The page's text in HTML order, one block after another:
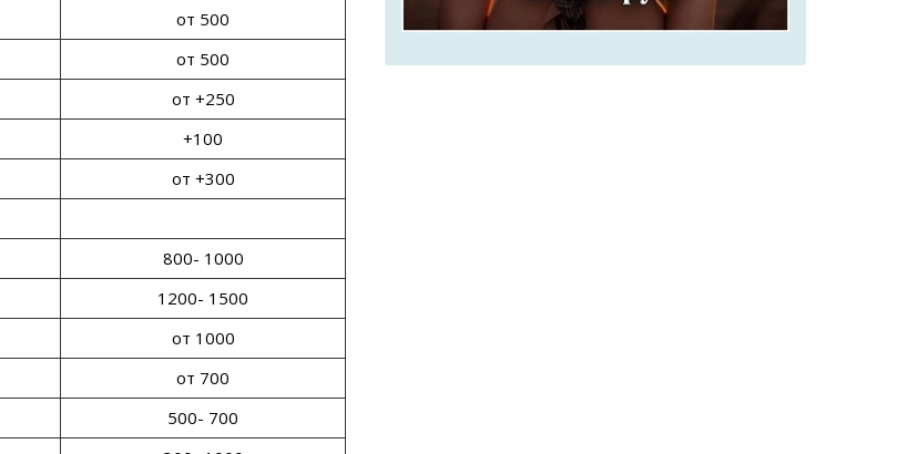
от 500
от 500
от +250
+100
от +300
800- 1000
1200- 1500
от 1000
от 700
500- 700